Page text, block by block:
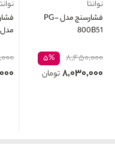
نوانتا
فشارسنج مدل PG-
800B51
۸,۴۵۰,۰۰۰ ۵%
۸,۰۳۰,۰۰۰تومان
مدل U80...